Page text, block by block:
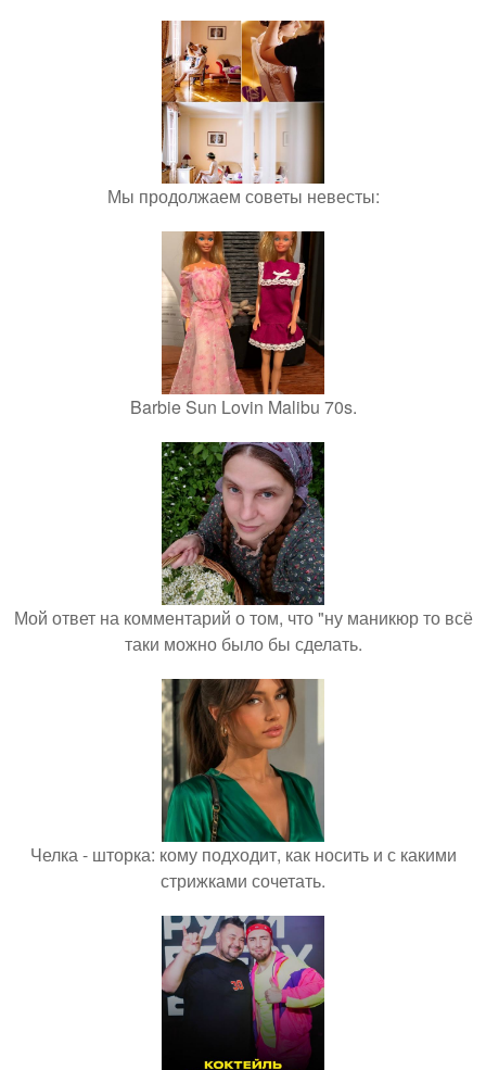
Мы продолжаем советы невесты:
Barbie Sun Lovin Malibu 70s.
Мой ответ на комментарий о том, что "ну маникюр то всё
таки можно было бы сделать.
Челка - шторка: кому подходит, как носить и с какими
стрижками сочетать.